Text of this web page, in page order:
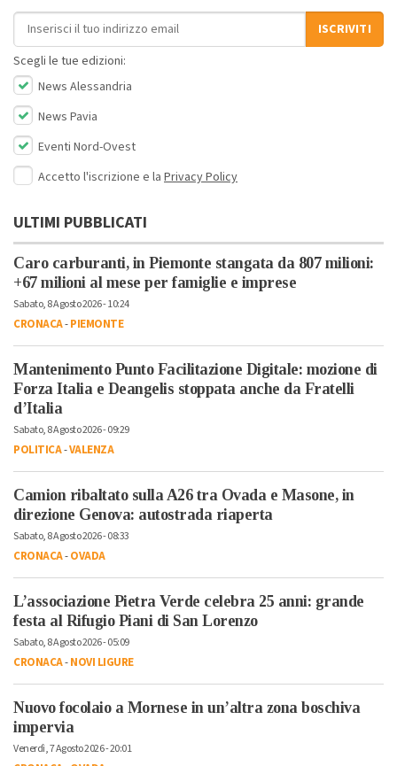
Indirizzo email
ISCRIVITI
Scegli le tue edizioni:
News Alessandria
News Pavia
Eventi Nord-Ovest
Accetto l'iscrizione e la Privacy Policy
ULTIMI PUBBLICATI
Caro carburanti, in Piemonte stangata da 807 milioni:
+67 milioni al mese per famiglie e imprese
Sabato, 8 Agosto 2026 - 10:24
CRONACA-PIEMONTE
Mantenimento Punto Facilitazione Digitale: mozione di
Forza Italia e Deangelis stoppata anche da Fratelli
d’Italia
Sabato, 8 Agosto 2026 - 09:29
POLITICA-VALENZA
Camion ribaltato sulla A26 tra Ovada e Masone, in
direzione Genova: autostrada riaperta
Sabato, 8 Agosto 2026 - 08:33
CRONACA-OVADA
L’associazione Pietra Verde celebra 25 anni: grande
festa al Rifugio Piani di San Lorenzo
Sabato, 8 Agosto 2026 - 05:09
CRONACA-NOVI LIGURE
Nuovo focolaio a Mornese in un’altra zona boschiva
impervia
Venerdì, 7 Agosto 2026 - 20:01